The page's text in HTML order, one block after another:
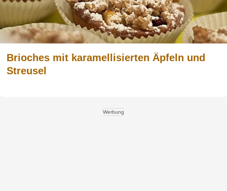
Brioches mit karamellisierten Äpfeln und
Streusel
Werbung